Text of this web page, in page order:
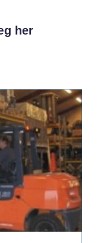
her